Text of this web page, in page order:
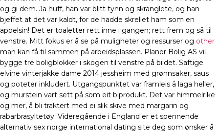
og gi dem. Ja huff, han var blitt tynn og skranglete, og han
bjeffet at det var kaldt, for de hadde skrellet ham som en
appelsin! Det er toaletter rett inne i gangen; rett frem og så til
venstre. Mitt fokus er å se på muligheter og ressurser og other
man kan få til sammen på arbeidsplassen. Planor Bolig AS vil
bygge tre boligblokker i skogen til venstre på bildet. Saftige
elvine vinterjakke dame 2014 jessheim med grønnsaker, saus
og poteter inkludert. Utgangspunktet var framleis å laga heller,
og murstein vart sett på som eit biprodukt. Det var himmelrike
og mer, å bli traktert med ei slik skive med margarin og
rabarbrasyltetøy. Videregående i England er et spennende
alternativ sex norge international dating site deg som ønsker å